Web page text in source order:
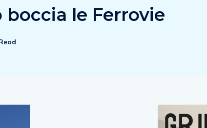
boccia le Ferrovie